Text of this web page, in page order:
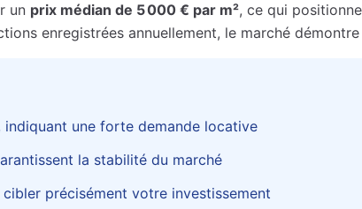
un prix médian de 5 000 € par m², ce qui
enregistrées annuellement, le marché
indiquant une forte demande locative
la stabilité du marché
précisément votre investissement